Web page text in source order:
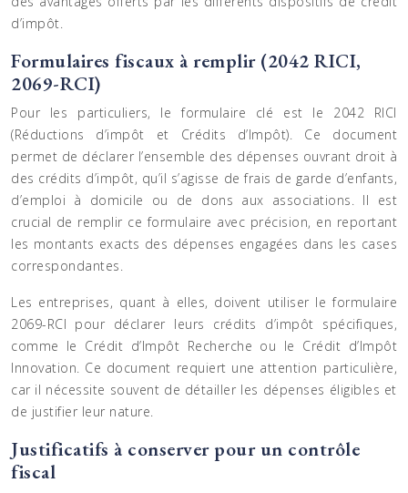
d’impôt.
Formulaires fiscaux à remplir (2042 RICI,
2069-RCI)
Pour les particuliers, le formulaire clé est le 2042 RICI
(Réductions d’impôt et Crédits d’Impôt). Ce document
permet de déclarer l’ensemble des dépenses ouvrant droit à
des crédits d’impôt, qu’il s’agisse de frais de garde d’enfants,
d’emploi à domicile ou de dons aux associations. Il est
crucial de remplir ce formulaire avec précision, en reportant
les montants exacts des dépenses engagées dans les cases
correspondantes.
Les entreprises, quant à elles, doivent utiliser le formulaire
2069-RCI pour déclarer leurs crédits d’impôt spécifiques,
comme le Crédit d’Impôt Recherche ou le Crédit d’Impôt
Innovation. Ce document requiert une attention particulière,
car il nécessite souvent de détailler les dépenses éligibles et
de justifier leur nature.
Justificatifs à conserver pour un contrôle
fiscal